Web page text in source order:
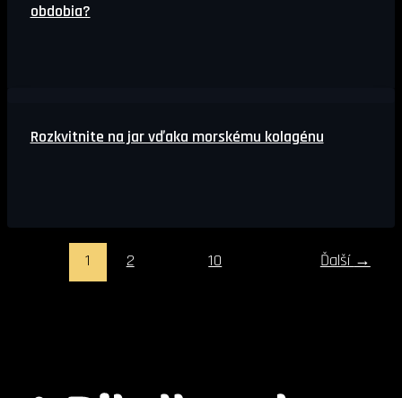
obdobia?
Rozkvitnite na jar vďaka morskému kolagénu
1 2 10 Ďalší →